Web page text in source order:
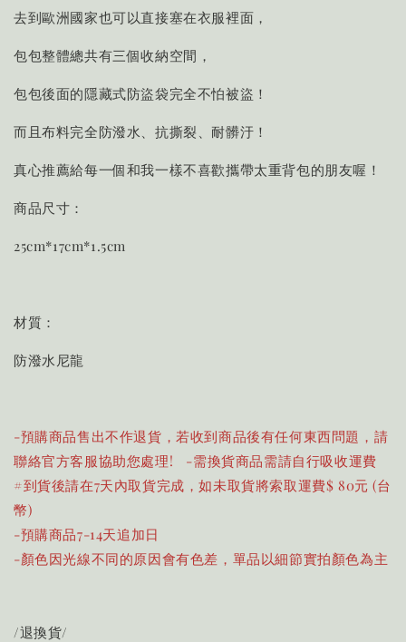
去到歐洲國家也可以直接塞在衣服裡面，
包包整體總共有三個收納空間，
包包後面的隱藏式防盜袋完全不怕被盜！
而且布料完全防潑水、抗撕裂、耐髒汙！
真心推薦給每一個和我一樣不喜歡攜帶太重背包的朋友喔！
商品尺寸：
25cm*17cm*1.5cm
材質：
防潑水尼龍
-預購商品售出不作退貨，若收到商品後有任何東西問題，請
聯絡官方客服協助您處理! -需換貨商品需請自行吸收運費
#到貨後請在7天內取貨完成，如未取貨將索取運費$ 80元 (台
幣)
-預購商品7-14天追加日
-顏色因光線不同的原因會有色差，單品以細節實拍顏色為主
/退換貨/